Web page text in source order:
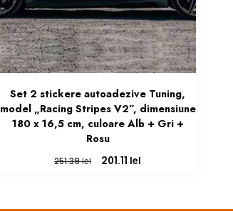
Set 2 stickere autoadezive Tuning,
model „Racing Stripes V2”, dimensiune
180 x 16,5 cm, culoare Alb + Gri +
Rosu
251.39lei
Prețul
201.11 lei